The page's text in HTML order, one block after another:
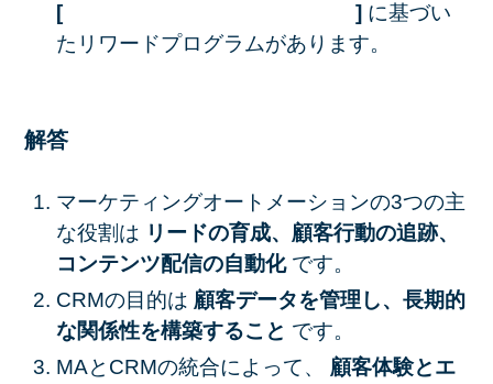
[ ] に基づい
たリワードプログラムがあります。
解答
マーケティングオートメーションの3つの主
な役割は リードの育成、顧客行動の追跡、
コンテンツ配信の自動化です。
CRMの目的は 顧客データを管理し、長期的
な関係性を構築すること です。
MAとCRMの統合によって、 顧客体験とエ